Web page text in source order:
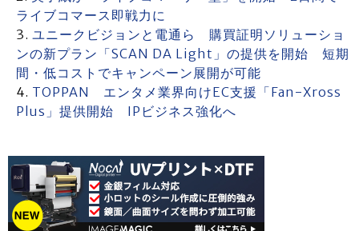
ライブコマース即戦力に
ユニークビジョンと電通ら 購買証明ソリューショ
ンの新プラン「SCAN DA Light」の提供を開始 短期
間・低コストでキャンペーン展開が可能
TOPPAN エンタメ業界向けEC支援「Fan-Xross
Plus」提供開始 IPビジネス強化へ